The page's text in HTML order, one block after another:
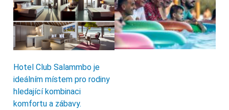
Hotel Club Salammbo je
ideálním místem pro rodiny
hledající kombinaci
komfortu a zábavy.